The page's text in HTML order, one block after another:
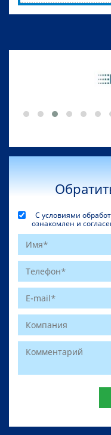
С условиями
ознакомлен и